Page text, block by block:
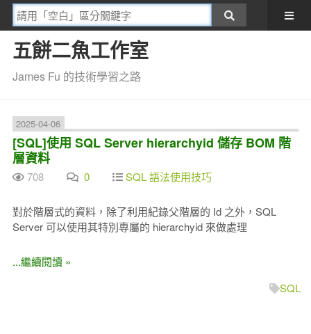
五餅二魚工作室
James Fu 的技術學習之路
2025-04-06
[SQL]使用 SQL Server hierarchyid 儲存 BOM 階
層資料
708 0 SQL 語法使用技巧
對於階層式的資料，除了利用紀錄父階層的 Id 之外，SQL
Server 可以使用其特別專屬的 hierarchyid 來做處理
...繼續閱讀 »
SQL